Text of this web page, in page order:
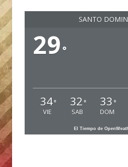
SANTO
29 °
34°
VIE
32 °
SAB
33 °
DOM
El Tiempo de